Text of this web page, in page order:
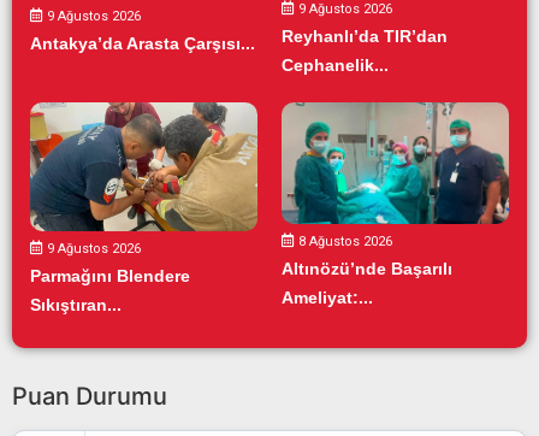
9 Ağustos 2026
Antakya’da Arasta Çarşısı...
9 Ağustos 2026
Reyhanlı’da TIR’dan
Cephanelik...
9 Ağustos 2026
Parmağını Blendere
Sıkıştıran...
8 Ağustos 2026
Altınözü’nde Başarılı
Ameliyat:...
Puan Durumu